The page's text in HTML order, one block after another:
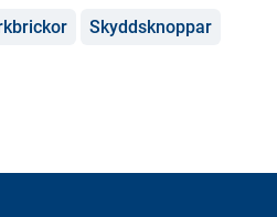
Skyddsknoppar